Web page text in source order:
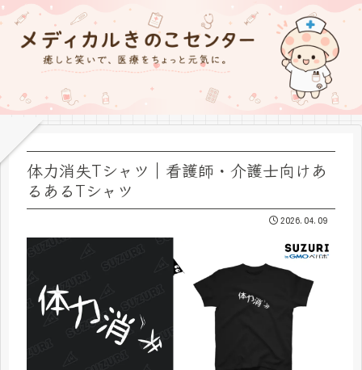
体力消失Tシャツ｜看護師・介護士向けあ
るあるTシャツ
2026.04.09